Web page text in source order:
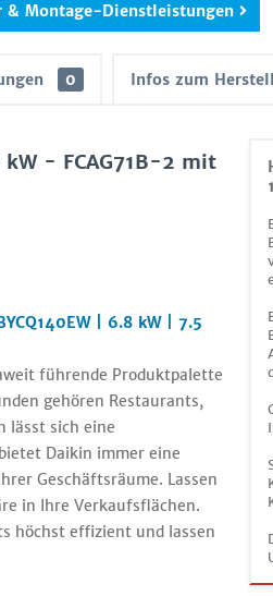
& Montage-Dienstleistungen
0 Infos zum
- FCAG71B-2 mit
| 6.8 kW | 7.5
führende Produktpalette
gehören Restaurants,
lässt sich eine
Daikin immer eine
Geschäftsräume. Lassen
in Ihre Verkaufsflächen.
höchst effizient und lassen